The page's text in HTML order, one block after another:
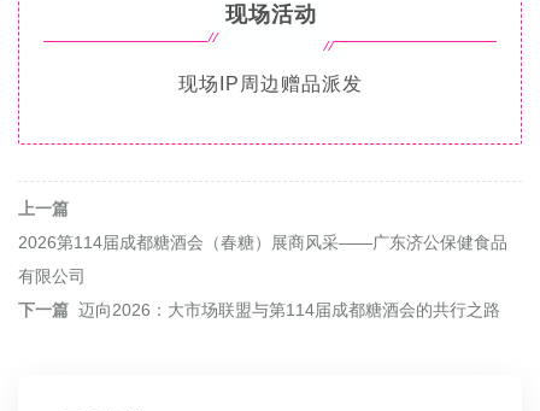
现场活动
现场IP周边赠品派发
上一篇
2026第114届成都糖酒会（春糖）展商风采——广东济公保健食品
有限公司
下一篇 迈向2026：大市场联盟与第114届成都糖酒会的共行之路